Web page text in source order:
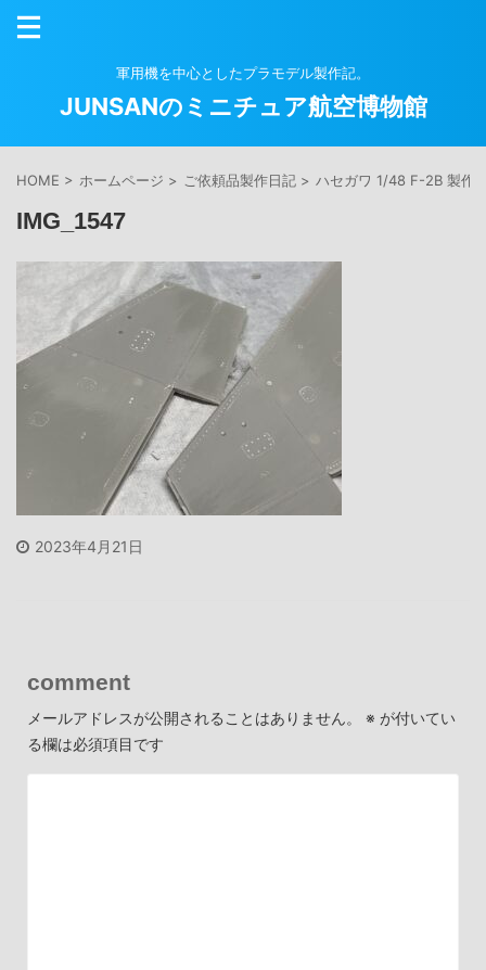
軍用機を中心としたプラモデル製作記。
JUNSANのミニチュア航空博物館
HOME > ホームページ > ご依頼品製作日記 > ハセガワ 1/48 F-2B 製作
IMG_1547
2023年4月21日
comment
メールアドレスが公開されることはありません。 ※ が付いてい
る欄は必須項目です